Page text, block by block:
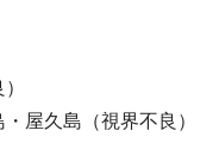
屋久島（視界不良）